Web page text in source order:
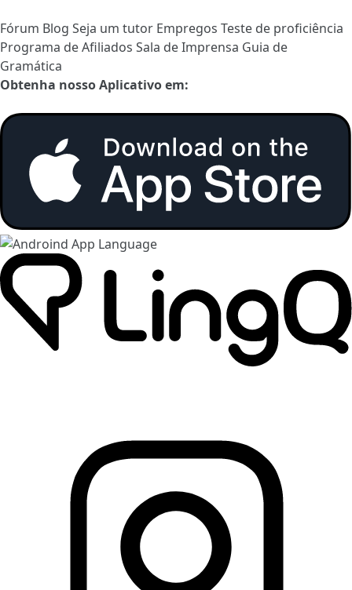
Fórum Blog Seja um tutor Empregos Teste de proficiência
Programa de Afiliados Sala de Imprensa Guia de
Gramática
Obtenha nosso Aplicativo em: